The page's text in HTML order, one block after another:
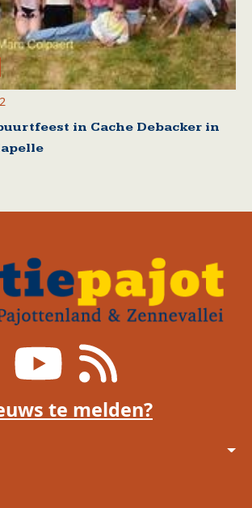
in Cache Debacker in
te melden?